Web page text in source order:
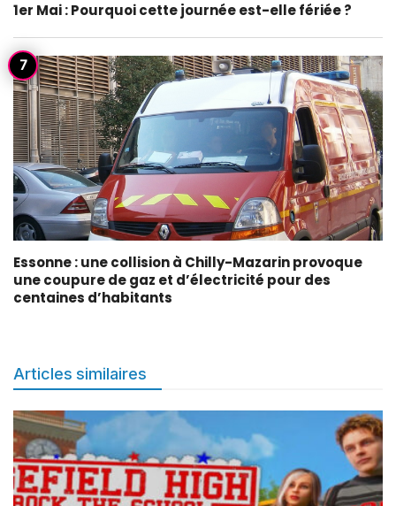
1er Mai : Pourquoi cette journée est-elle fériée ?
Essonne : une collision à Chilly-Mazarin provoque
une coupure de gaz et d’électricité pour des
centaines d’habitants
Articles similaires